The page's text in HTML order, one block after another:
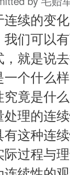
连续的变
我们可以
，就是说
一个什么
究竟是什
处理的连
有这种连
际过程与